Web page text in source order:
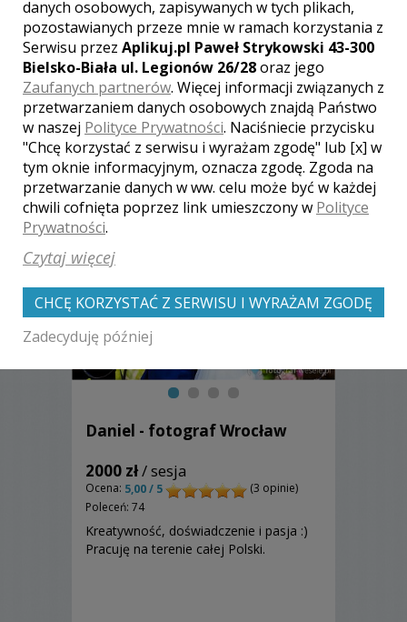
[ brak komentarzy ]
Zobacz także galerie
innych fotografów
Daniel - fotograf Wrocław
2000 zł/ sesja
Ocena: 5,00 / 5
(3 opinie)
Poleceń: 74
Kreatywność, doświadczenie i pasja :)
Pracuję na terenie całej Polski.
danych osobowych, zapisywanych w tych plikach,
pozostawianych przeze mnie w ramach korzystania z
Serwisu przez Aplikuj.pl Paweł Strykowski 43-300
Bielsko-Biała ul. Legionów 26/28oraz jego
Zaufanych partnerów. Więcej informacji związanych z
przetwarzaniem danych osobowych znajdą Państwo
w naszej Polityce Prywatności. Naciśniecie przycisku
"Chcę korzystać z serwisu i wyrażam zgodę" lub [x] w
tym oknie informacyjnym, oznacza zgodę. Zgoda na
przetwarzanie danych w ww. celu może być w każdej
chwili cofnięta poprzez link umieszczony w Polityce
Prywatności.
Czytaj więcej
CHCĘ KORZYSTAĆ Z SERWISU I WYRAŻAM ZGODĘ
Zadecyduję później